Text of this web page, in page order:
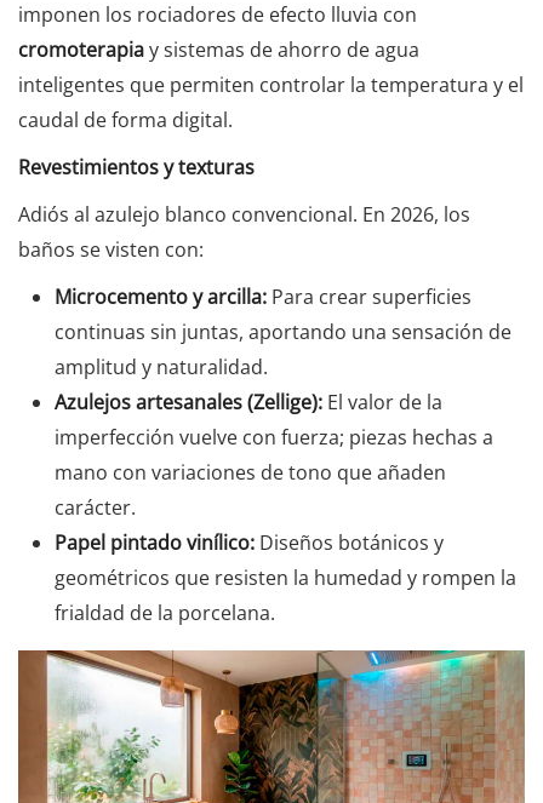
imponen los rociadores de efecto lluvia con
cromoterapiay sistemas de ahorro de agua
inteligentes que permiten controlar la temperatura y el
caudal de forma digital.
Revestimientos y texturas
Adiós al azulejo blanco convencional. En 2026, los
baños se visten con:
Microcemento y arcilla: Para crear superficies
continuas sin juntas, aportando una sensación de
amplitud y naturalidad.
Azulejos artesanales (Zellige): El valor de la
imperfección vuelve con fuerza; piezas hechas a
mano con variaciones de tono que añaden
carácter.
Papel pintado vinílico: Diseños botánicos y
geométricos que resisten la humedad y rompen la
frialdad de la porcelana.